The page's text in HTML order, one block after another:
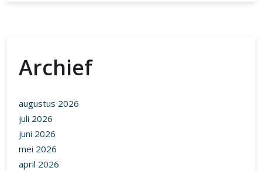
Archief
augustus 2026
juli 2026
juni 2026
mei 2026
april 2026